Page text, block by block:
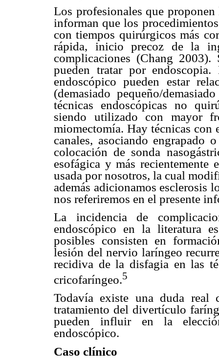
Los profesionales que
informan que los
con tiempos quirúrgicos más
rápida, inicio precoz de la
complicaciones (Chang
pueden tratar por
endoscópico pueden estar
(demasiado pequeño/
técnicas endoscópicas no
siendo utilizado con mayor
miomectomía. Hay técnicas
canales, asociando engrapado
colocación de sonda
esofágica y más
usada por nosotros, la cual
además adicionamos esclerosis
nos referiremos en el presente
La incidencia de
endoscópico en la literatura
posibles consisten en
lesión del nervio laríngeo
recidiva de la disfagia en las
cricofaríngeo.5
Todavía existe una duda real
tratamiento del divertículo
pueden influir en la
endoscópico.
Caso clínico